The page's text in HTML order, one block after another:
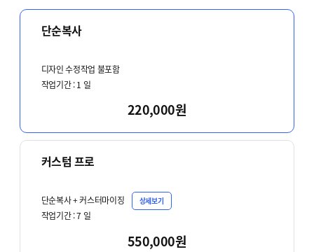
단순복사
디자인 수정작업 불포함
작업기간 :1 일
220,000원
커스텀 프로
단순복사 + 커스터마이징 상세보기
작업기간 :7 일
550,000원